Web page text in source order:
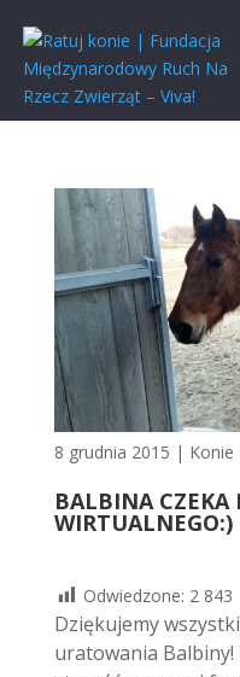
8 grudnia 2015 |
BALBINA CZEKA
WIRTUALNEGO:)
Odwiedzone: 2 843
Dziękujemy
uratowania